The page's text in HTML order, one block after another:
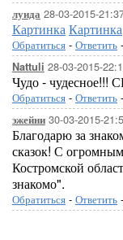
луида 28-03-2015-
КартинкаКартинка
Обратиться - Ответить -
Nattuli 28-03-2015-
Чудо - чудесное!!!
Обратиться - Ответить -
эжейни 30-03-2015-
Благодарю за
сказок! С
Костромской
знакомо".
Обратиться - Ответить -